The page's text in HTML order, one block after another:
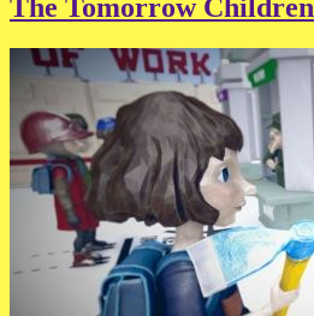
The Tomorrow Children